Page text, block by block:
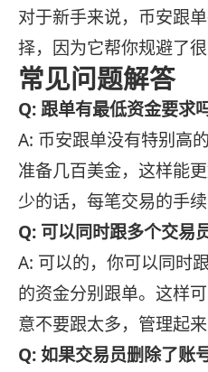
对于新手来说，币安跟
择，因为它帮你规避了
常见问题解答
Q: 跟单有最低资金要求
A: 币安跟单没有特别高
准备几百美金，这样能
少的话，每笔交易的手续
Q: 可以同时跟多个交易
A: 可以的，你可以同时
的资金分别跟单。这样
意不要跟太多，管理起来
Q: 如果交易员删除了账